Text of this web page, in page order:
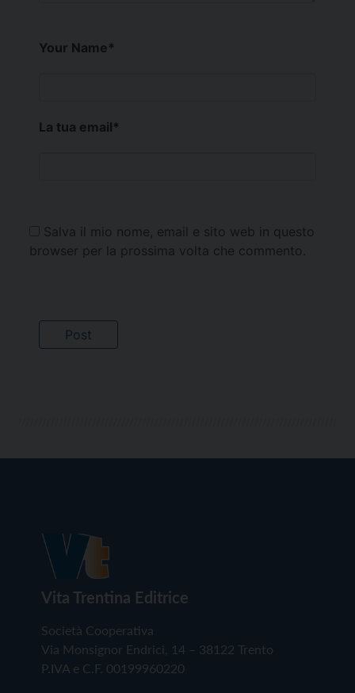
Your Name*
La tua email*
Salva il mio nome, email e sito web in questo
browser per la prossima volta che commento.
Vita Trentina Editrice
Società Cooperativa
Via Monsignor Endrici, 14 – 38122 Trento
P.IVA e C.F. 00199960220